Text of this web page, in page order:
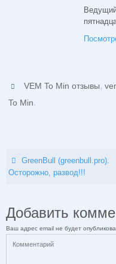
VEM To Min отзывы,
To Min.
GreenBull (greenbull.pro).
Осторожно, развод!!!
Добавить
Ваш адрес email не будет